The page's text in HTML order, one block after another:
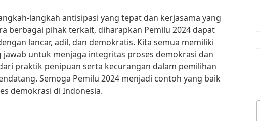
langkah antisipasi yang tepat dan kerjasama yang
berbagai pihak terkait, diharapkan Pemilu 2024 dapat
lancar, adil, dan demokratis. Kita semua memiliki
jawab untuk menjaga integritas proses demokrasi dan
praktik penipuan serta kecurangan dalam pemilihan
Semoga Pemilu 2024 menjadi contoh yang baik
demokrasi di Indonesia.